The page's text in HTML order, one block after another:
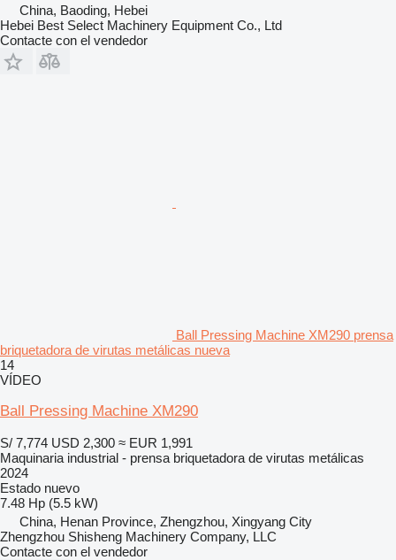
China, Baoding, Hebei
Hebei Best Select Machinery Equipment Co., Ltd
Contacte con el vendedor
Ball Pressing Machine XM290 prensa
briquetadora de virutas metálicas nueva
14
VÍDEO
Ball Pressing Machine XM290
S/ 7,774 USD 2,300 ≈ EUR 1,991
Maquinaria industrial - prensa briquetadora de virutas metálicas
2024
Estado nuevo
7.48 Hp (5.5 kW)
China, Henan Province, Zhengzhou, Xingyang City
Zhengzhou Shisheng Machinery Company, LLC
Contacte con el vendedor